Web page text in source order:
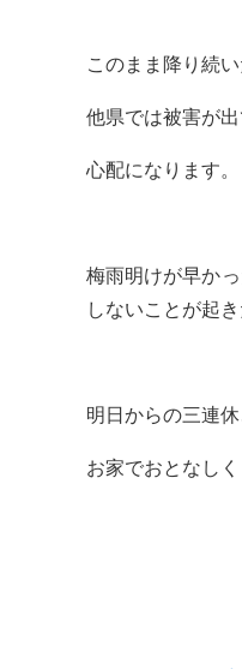
このまま降り続
他県では被害が
心配になります。
梅雨明けが早か
しないことが起き
明日からの三連
お家でおとなし